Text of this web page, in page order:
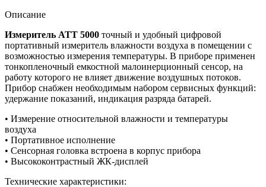
Описание
Измеритель АТТ 5000 точный и удобный цифровой
портативный измеритель влажности воздуха в помещении с
возможностью измерения температуры. В приборе применен
тонкопленочный емкостной малоинерционный сенсор, на
работу которого не влияет движение воздушных потоков.
Прибор снабжен необходимым набором сервисных функций:
удержание показаний, индикация разряда батарей.
• Измерение относительной влажности и температуры
воздуха
• Портативное исполнение
• Сенсорная головка встроена в корпус прибора
• Высококонтрастный ЖК-дисплей
Технические характеристики: